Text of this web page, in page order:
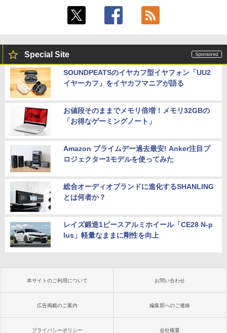
in11搭載 パソコンノートパソコンoffice
付き 初心者向けノートPC 初期設定済 1
5.6型 インテル高速CPU ランダムで発送
メモリ4GB～ 高速SSD1TB 最大 フルHD
Webカメラ zoom 軽量薄型 無線 型番更
新で在庫処分
￥12,980
￥6,470
モニター 15.6インチ 1080PフルHD ディ
スプレイ VESA対応 コスパ デュアルモニ
ター サブモニター ゲーミングモニター
ポータブルモニター 外付けモニター リモ
ートワーク IPS mini pc ミニPC 多デバ
￥9,480
Special Site
SOUNDPEATSのイヤカフ型イヤフォン「UU2
イヤーカフ」をイヤカフマニアが語る
お値段そのままでメモリ倍増！メモリ32GBの
「お得なゲーミングノート」
Amazon プライムデー過去最安! Anker注目プ
ロジェクター3モデルを使ってみた
総合オーディオブランドに進化するSHANLING
とは何者か？
レイズ鍛造1ピースアルミホイール「CE28 N-p
lus」軽量なままに剛性を向上
本サイトのご利用について お問い合わせ
広告掲載のご案内 編集部へのご連絡
プライバシーポリシー 会社概要